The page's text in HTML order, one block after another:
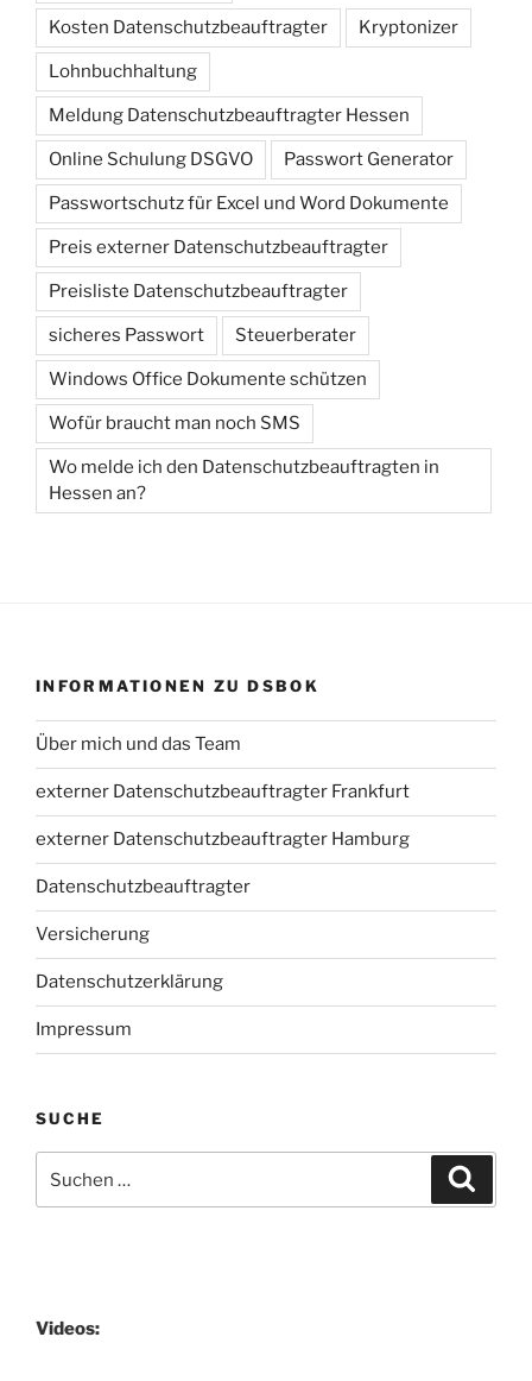
Kosten Datenschutzbeauftragter Kryptonizer
Lohnbuchhaltung
Meldung Datenschutzbeauftragter Hessen
Online Schulung DSGVO Passwort Generator
Passwortschutz für Excel und Word Dokumente
Preis externer Datenschutzbeauftragter
Preisliste Datenschutzbeauftragter
sicheres Passwort Steuerberater
Windows Office Dokumente schützen
Wofür braucht man noch SMS
Wo melde ich den Datenschutzbeauftragten in
Hessen an?
INFORMATIONEN ZU DSBOK
Über mich und das Team
externer Datenschutzbeauftragter Frankfurt
externer Datenschutzbeauftragter Hamburg
Datenschutzbeauftragter
Versicherung
Datenschutzerklärung
Impressum
SUCHE
nach:
Videos: